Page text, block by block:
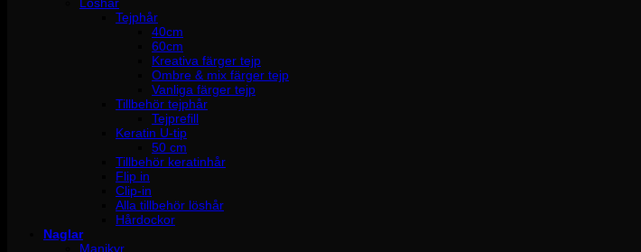
Tejphår
40cm
60cm
Kreativa färger tejp
Ombre & mix färger tejp
Vanliga färger tejp
Tillbehör tejphår
Tejprefill
Keratin U-tip
50 cm
Tillbehör keratinhår
Flip in
Clip-in
Alla tillbehör löshår
Hårdockor
Naglar
Manikyr